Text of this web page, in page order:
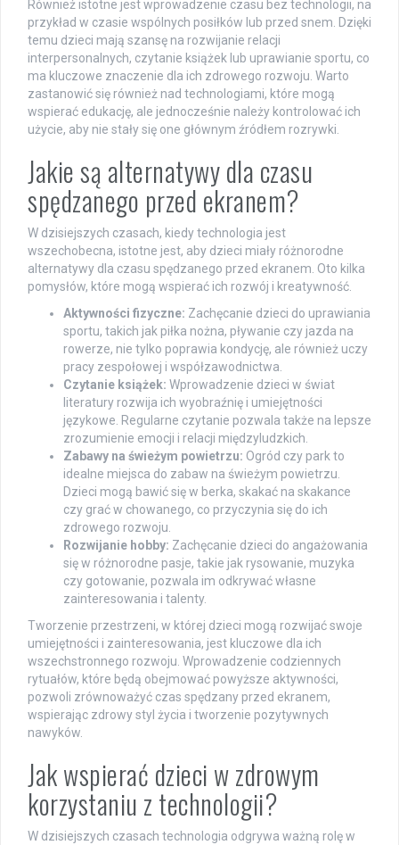
Również istotne jest wprowadzenie czasu bez technologii, na
przykład w czasie wspólnych posiłków lub przed snem. Dzięki
temu dzieci mają szansę na rozwijanie relacji
interpersonalnych, czytanie książek lub uprawianie sportu, co
ma kluczowe znaczenie dla ich zdrowego rozwoju. Warto
zastanowić się również nad technologiami, które mogą
wspierać edukację, ale jednocześnie należy kontrolować ich
użycie, aby nie stały się one głównym źródłem rozrywki.
Jakie są alternatywy dla czasu
spędzanego przed ekranem?
W dzisiejszych czasach, kiedy technologia jest
wszechobecna, istotne jest, aby dzieci miały różnorodne
alternatywy dla czasu spędzanego przed ekranem. Oto kilka
pomysłów, które mogą wspierać ich rozwój i kreatywność.
Aktywności fizyczne: Zachęcanie dzieci do uprawiania
sportu, takich jak piłka nożna, pływanie czy jazda na
rowerze, nie tylko poprawia kondycję, ale również uczy
pracy zespołowej i współzawodnictwa.
Czytanie książek: Wprowadzenie dzieci w świat
literatury rozwija ich wyobraźnię i umiejętności
językowe. Regularne czytanie pozwala także na lepsze
zrozumienie emocji i relacji międzyludzkich.
Zabawy na świeżym powietrzu: Ogród czy park to
idealne miejsca do zabaw na świeżym powietrzu.
Dzieci mogą bawić się w berka, skakać na skakance
czy grać w chowanego, co przyczynia się do ich
zdrowego rozwoju.
Rozwijanie hobby: Zachęcanie dzieci do angażowania
się w różnorodne pasje, takie jak rysowanie, muzyka
czy gotowanie, pozwala im odkrywać własne
zainteresowania i talenty.
Tworzenie przestrzeni, w której dzieci mogą rozwijać swoje
umiejętności i zainteresowania, jest kluczowe dla ich
wszechstronnego rozwoju. Wprowadzenie codziennych
rytuałów, które będą obejmować powyższe aktywności,
pozwoli zrównoważyć czas spędzany przed ekranem,
wspierając zdrowy styl życia i tworzenie pozytywnych
nawyków.
Jak wspierać dzieci w zdrowym
korzystaniu z technologii?
W dzisiejszych czasach technologia odgrywa ważną rolę w